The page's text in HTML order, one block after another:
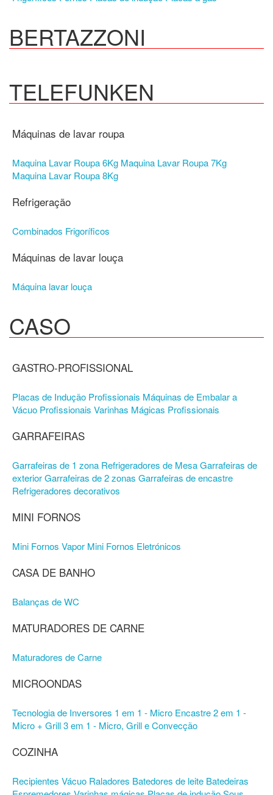
BERTAZZONI
TELEFUNKEN
Máquinas de lavar roupa
Maquina Lavar Roupa 6Kg Maquina Lavar Roupa 7Kg
Maquina Lavar Roupa 8Kg
Refrigeração
Combinados Frigoríficos
Máquinas de lavar louça
Máquina lavar louça
CASO
GASTRO-PROFISSIONAL
Placas de Indução Profissionais Máquinas de Embalar a
Vácuo Profissionais Varinhas Mágicas Profissionais
GARRAFEIRAS
Garrafeiras de 1 zona Refrigeradores de MesaGarrafeiras de
exteriorGarrafeiras de 2 zonas Garrafeiras de encastre
Refrigeradores decorativos
MINI FORNOS
Mini Fornos Vapor Mini Fornos Eletrónicos
CASA DE BANHO
Balanças de WC
MATURADORES DE CARNE
Maturadores de Carne
MICROONDAS
Tecnologia de Inversores 1 em 1 - Micro Encastre2 em 1 -
Micro + Grill3 em 1 - Micro, Grill e Convecção
COZINHA
Recipientes Vácuo Raladores Batedores de leite Batedeiras